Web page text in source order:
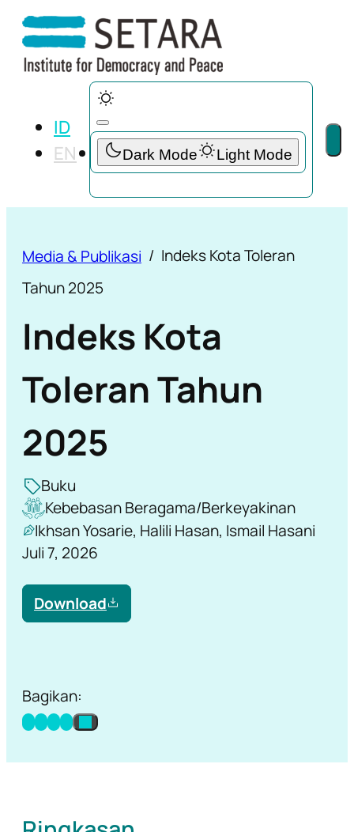
ID
EN
Media & Publikasi
Indeks Kota Toleran
Tahun 2025
Indeks Kota
Toleran Tahun
2025
Buku
Kebebasan Beragama/Berkeyakinan
Ikhsan Yosarie, Halili Hasan, Ismail Hasani
Juli 7, 2026
Download
Bagikan: